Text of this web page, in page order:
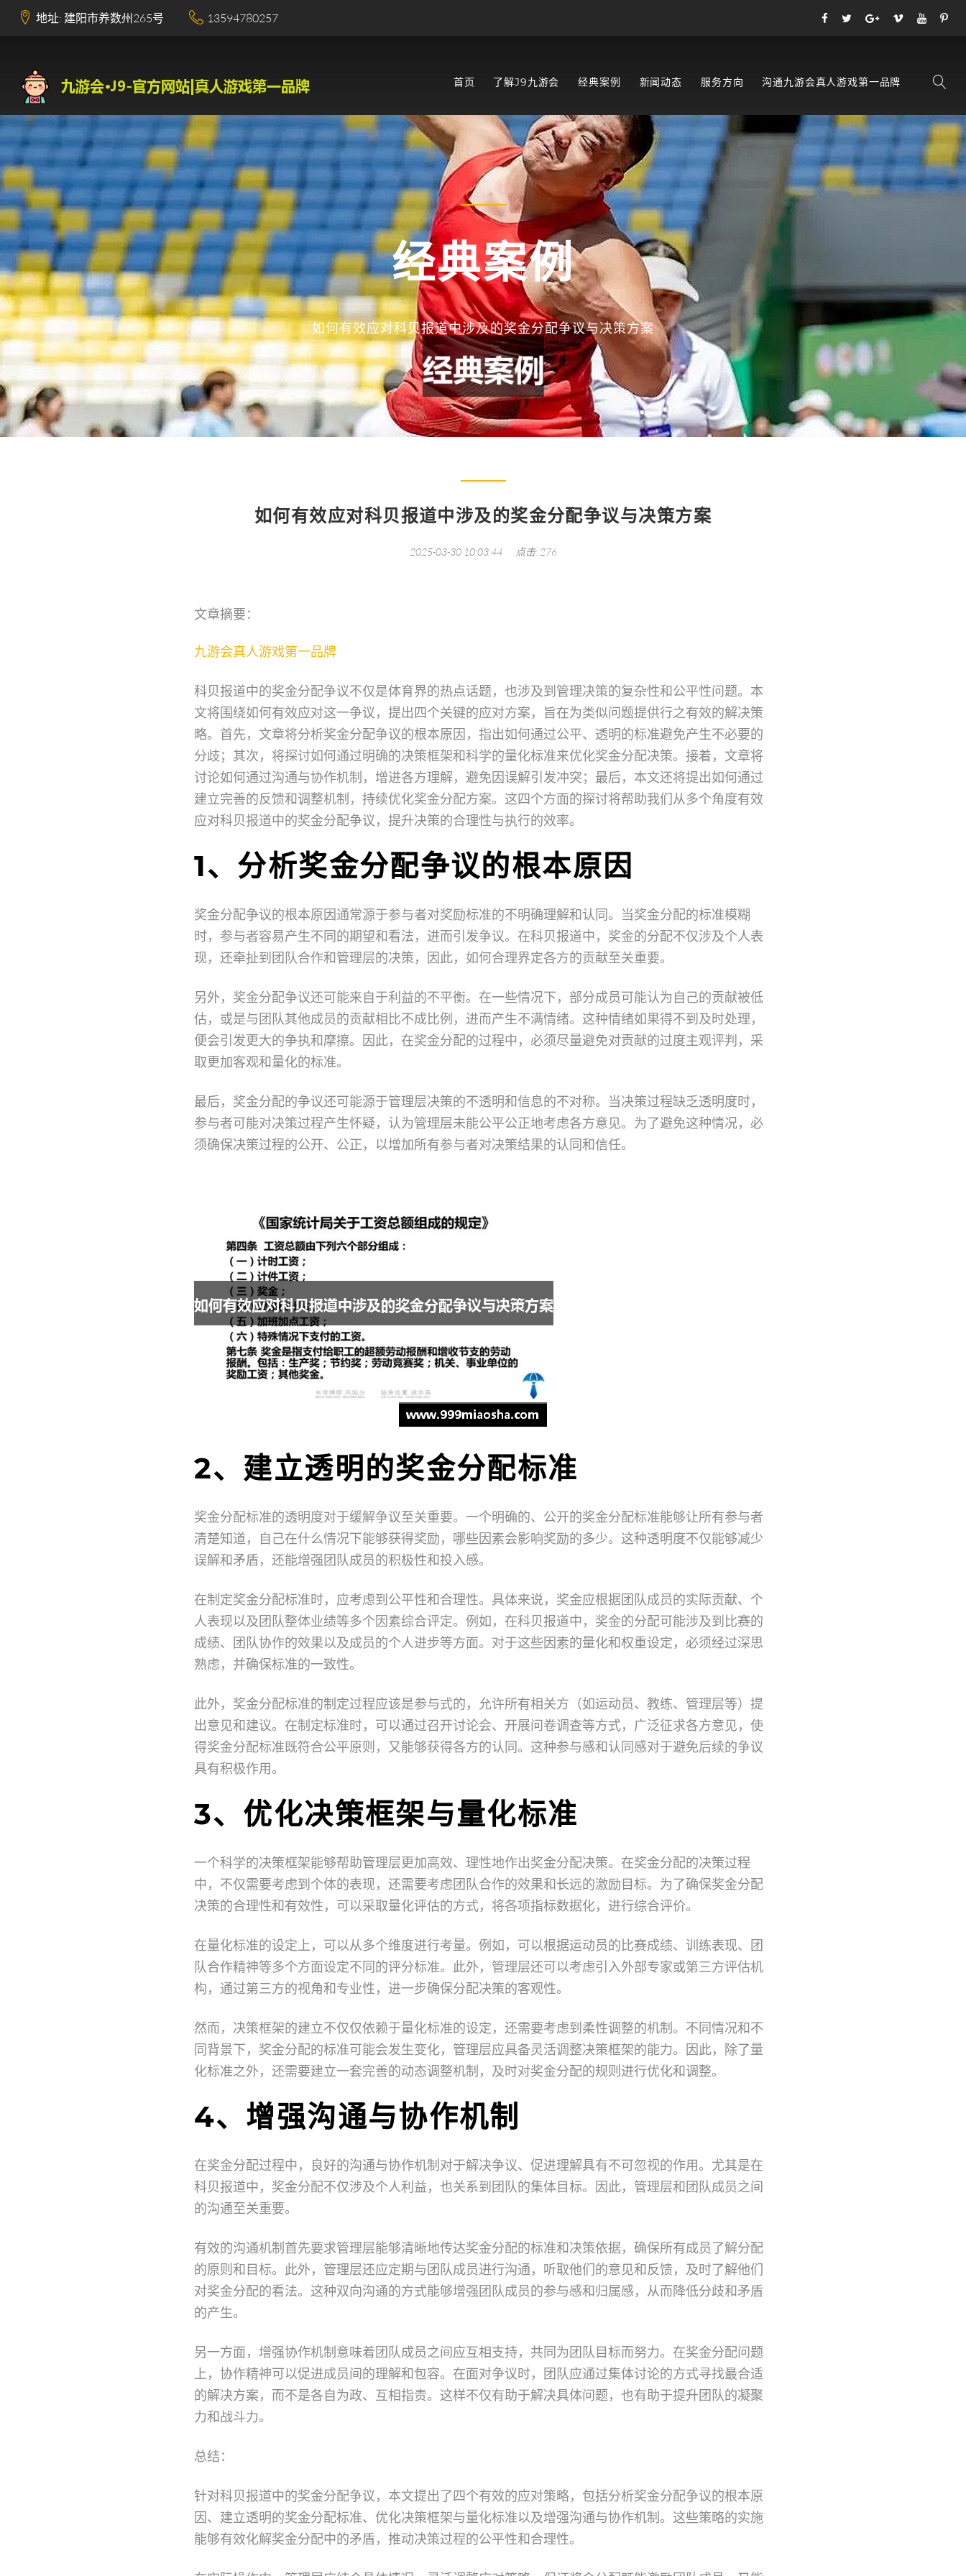
地址: 建阳市养数州265号 13594780257
首页 了解J9九游会 经典案例 新闻动态 服务方向 沟通九游会真人游戏第一品牌
经典案例
如何有效应对科贝报道中涉及的奖金分配争议与决策方案
如何有效应对科贝报道中涉及的奖金分配争议与决策方案
2025-03-30 10:03:44 点击: 276
文章摘要：
九游会真人游戏第一品牌
科贝报道中的奖金分配争议不仅是体育界的热点话题，也涉及到管理决策的复杂性和公平性问题。本
文将围绕如何有效应对这一争议，提出四个关键的应对方案，旨在为类似问题提供行之有效的解决策
略。首先，文章将分析奖金分配争议的根本原因，指出如何通过公平、透明的标准避免产生不必要的
分歧；其次，将探讨如何通过明确的决策框架和科学的量化标准来优化奖金分配决策。接着，文章将
讨论如何通过沟通与协作机制，增进各方理解，避免因误解引发冲突；最后，本文还将提出如何通过
建立完善的反馈和调整机制，持续优化奖金分配方案。这四个方面的探讨将帮助我们从多个角度有效
应对科贝报道中的奖金分配争议，提升决策的合理性与执行的效率。
1、分析奖金分配争议的根本原因
奖金分配争议的根本原因通常源于参与者对奖励标准的不明确理解和认同。当奖金分配的标准模糊
时，参与者容易产生不同的期望和看法，进而引发争议。在科贝报道中，奖金的分配不仅涉及个人表
现，还牵扯到团队合作和管理层的决策，因此，如何合理界定各方的贡献至关重要。
另外，奖金分配争议还可能来自于利益的不平衡。在一些情况下，部分成员可能认为自己的贡献被低
估，或是与团队其他成员的贡献相比不成比例，进而产生不满情绪。这种情绪如果得不到及时处理，
便会引发更大的争执和摩擦。因此，在奖金分配的过程中，必须尽量避免对贡献的过度主观评判，采
取更加客观和量化的标准。
最后，奖金分配的争议还可能源于管理层决策的不透明和信息的不对称。当决策过程缺乏透明度时，
参与者可能对决策过程产生怀疑，认为管理层未能公平公正地考虑各方意见。为了避免这种情况，必
须确保决策过程的公开、公正，以增加所有参与者对决策结果的认同和信任。
2、建立透明的奖金分配标准
奖金分配标准的透明度对于缓解争议至关重要。一个明确的、公开的奖金分配标准能够让所有参与者
清楚知道，自己在什么情况下能够获得奖励，哪些因素会影响奖励的多少。这种透明度不仅能够减少
误解和矛盾，还能增强团队成员的积极性和投入感。
在制定奖金分配标准时，应考虑到公平性和合理性。具体来说，奖金应根据团队成员的实际贡献、个
人表现以及团队整体业绩等多个因素综合评定。例如，在科贝报道中，奖金的分配可能涉及到比赛的
成绩、团队协作的效果以及成员的个人进步等方面。对于这些因素的量化和权重设定，必须经过深思
熟虑，并确保标准的一致性。
此外，奖金分配标准的制定过程应该是参与式的，允许所有相关方（如运动员、教练、管理层等）提
出意见和建议。在制定标准时，可以通过召开讨论会、开展问卷调查等方式，广泛征求各方意见，使
得奖金分配标准既符合公平原则，又能够获得各方的认同。这种参与感和认同感对于避免后续的争议
具有积极作用。
3、优化决策框架与量化标准
一个科学的决策框架能够帮助管理层更加高效、理性地作出奖金分配决策。在奖金分配的决策过程
中，不仅需要考虑到个体的表现，还需要考虑团队合作的效果和长远的激励目标。为了确保奖金分配
决策的合理性和有效性，可以采取量化评估的方式，将各项指标数据化，进行综合评价。
在量化标准的设定上，可以从多个维度进行考量。例如，可以根据运动员的比赛成绩、训练表现、团
队合作精神等多个方面设定不同的评分标准。此外，管理层还可以考虑引入外部专家或第三方评估机
构，通过第三方的视角和专业性，进一步确保分配决策的客观性。
然而，决策框架的建立不仅仅依赖于量化标准的设定，还需要考虑到柔性调整的机制。不同情况和不
同背景下，奖金分配的标准可能会发生变化，管理层应具备灵活调整决策框架的能力。因此，除了量
化标准之外，还需要建立一套完善的动态调整机制，及时对奖金分配的规则进行优化和调整。
4、增强沟通与协作机制
在奖金分配过程中，良好的沟通与协作机制对于解决争议、促进理解具有不可忽视的作用。尤其是在
科贝报道中，奖金分配不仅涉及个人利益，也关系到团队的集体目标。因此，管理层和团队成员之间
的沟通至关重要。
有效的沟通机制首先要求管理层能够清晰地传达奖金分配的标准和决策依据，确保所有成员了解分配
的原则和目标。此外，管理层还应定期与团队成员进行沟通，听取他们的意见和反馈，及时了解他们
对奖金分配的看法。这种双向沟通的方式能够增强团队成员的参与感和归属感，从而降低分歧和矛盾
的产生。
另一方面，增强协作机制意味着团队成员之间应互相支持，共同为团队目标而努力。在奖金分配问题
上，协作精神可以促进成员间的理解和包容。在面对争议时，团队应通过集体讨论的方式寻找最合适
的解决方案，而不是各自为政、互相指责。这样不仅有助于解决具体问题，也有助于提升团队的凝聚
力和战斗力。
总结：
针对科贝报道中的奖金分配争议，本文提出了四个有效的应对策略，包括分析奖金分配争议的根本原
因、建立透明的奖金分配标准、优化决策框架与量化标准以及增强沟通与协作机制。这些策略的实施
能够有效化解奖金分配中的矛盾，推动决策过程的公平性和合理性。